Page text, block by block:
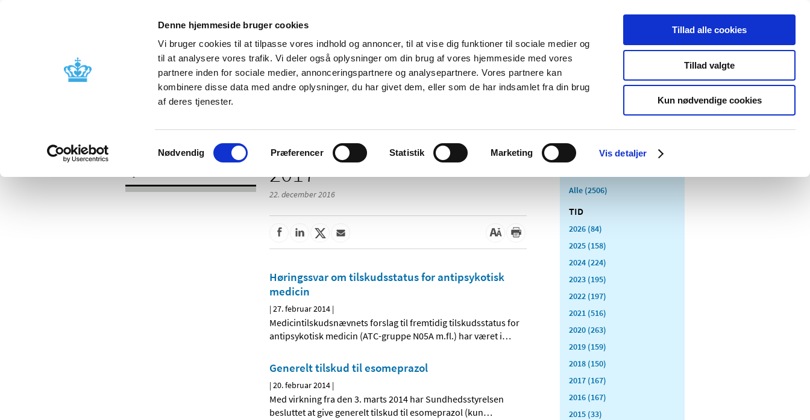
Denne hjemmeside bruger cookies
Vi bruger cookies til at tilpasse vores indhold og annoncer, til at vise dig funktioner til sociale medier og
til at analysere vores trafik. Vi deler også oplysninger om din brug af vores hjemmeside med vores
partnere inden for sociale medier, annonceringspartnere og analysepartnere. Vores partnere kan
kombinere disse data med andre oplysninger, du har givet dem, eller som de har indsamlet fra din brug
af deres tjenester.
Samtykkevalg
Nødvendig Præferencer Statistik Marketing Vis detaljer
Tillad alle cookies
Tillad valgte
Kun nødvendige cookies
Nyheder Om os Kontakt Udgivelser
Godkendelse og
Bivirkninger og
produktinformation
Tilskud og
Apoteker og salg af
Medicinsk
Særlige
produktområder
2017
22. december 2016
Høringssvar om tilskudsstatus for antipsykotisk
medicin
|27. februar 2014 |
Medicintilskudsnævnets forslag til fremtidig tilskudsstatus for
antipsykotisk medicin (ATC-gruppe N05A m.fl.) har været i…
Generelt tilskud til esomeprazol
|20. februar 2014 |
Med virkning fra den 3. marts 2014 har Sundhedsstyrelsen
besluttet at give generelt tilskud til esomeprazol (kun…
Alle (2506)
TID
2026 (84)
2025 (158)
2024 (224)
2023 (195)
2022 (197)
2021 (516)
2020 (263)
2019 (159)
2018 (150)
2017 (167)
2016 (167)
2015 (33)